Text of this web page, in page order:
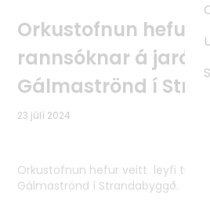
Sagan
Pólland
Rúmenía
Búlgaría
Alþjóðlegt samstarf
Orkustofnun hefur
rannsóknar á
Gálmaströnd í
23 júlí 2024
Orkustofnun hefur veitt leyfi til
Gálmaströnd í Strandabyggð.